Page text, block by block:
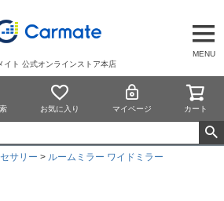
MENU
イト 公式オンラインストア本店
お気に入り マイページ カート
サリー
ルームミラー ワイドミラー